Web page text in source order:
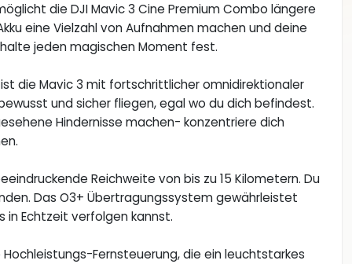
die DJI Mavic 3 Cine Premium Combo längere
eine Vielzahl von Aufnahmen machen und deine
jeden magischen Moment fest.
die Mavic 3 mit fortschrittlicher omnidirektionaler
und sicher fliegen, egal wo du dich befindest.
Hindernisse machen- konzentriere dich
Reichweite von bis zu 15 Kilometern. Du
Das O3+ Übertragungssystem gewährleistet
in Echtzeit verfolgen kannst.
Fernsteuerung, die ein leuchtstarkes